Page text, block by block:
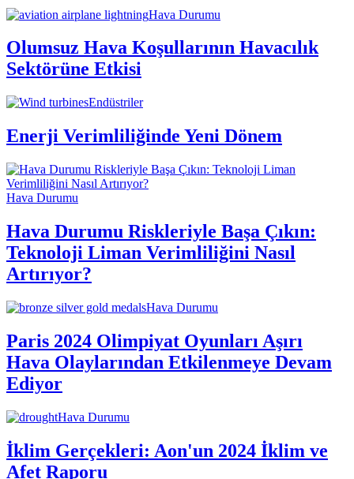
Hava Durumu
Olumsuz Hava Koşullarının Havacılık
Sektörüne Etkisi
Endüstriler
Enerji Verimliliğinde Yeni Dönem
Hava Durumu
Hava Durumu Riskleriyle Başa Çıkın:
Teknoloji Liman Verimliliğini Nasıl
Artırıyor?
Hava Durumu
Paris 2024 Olimpiyat Oyunları Aşırı
Hava Olaylarından Etkilenmeye Devam
Ediyor
Hava Durumu
İklim Gerçekleri: Aon'un 2024 İklim ve
Afet Raporu